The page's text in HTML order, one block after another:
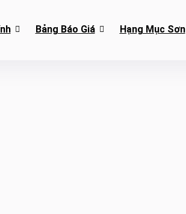
Bảng Báo Giá Hạng Mục Sơn